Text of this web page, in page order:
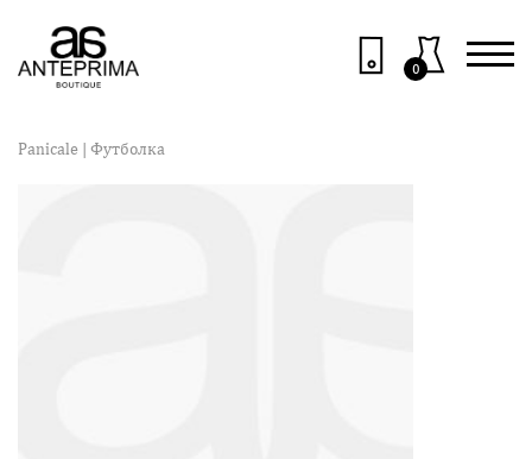
0
Panicale | Футболка